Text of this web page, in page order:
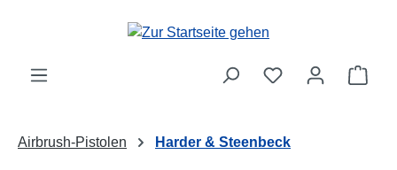
Zum Hauptinhalt springen
Airbrush-Pistolen Harder & Steenbeck